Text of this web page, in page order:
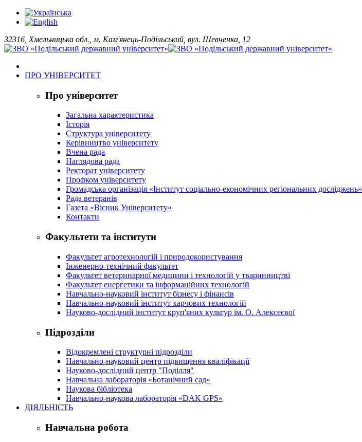
32316, Хмельницька обл., м. Кам'янець-Подільський, вул. Шевченка, 12
ПРО УНІВЕРСИТЕТ
Про університет
Загальна характеристика
Історія
Структура університету
Керівництво університету
Вчена рада
Наглядова рада
Ректорат університету
Профком університету
Громадська організація «Інститут соціально-економічних регіональних досліджень»
Рада ветеранів
Газета «Вісник Університету»
Контакти
Факультети та інститути
Факультет агротехнологій і природокористування
Інженерно-технічний факультет
Факультет ветеринарної медицини і технологій у тваринництві
Факультет енергетики та інформаційних технологій
Навчально-науковий інститут бізнесу і фінансів
Навчально-науковий інститут харчових технологій
Науково-дослідний інститут круп'яних культур ім. О. Алексеєвої
Підрозділи
Відокремлені структурні підрозділи
Навчально-науковий центр підвищення кваліфікації
Науково-дослідний центр "Поділля"
Навчальна лабораторія «Ботанічний сад»
Наукова бібліотека
Навчально-наукова лабораторія «DAK GPS»
ДІЯЛЬНІСТЬ
Навчальна робота